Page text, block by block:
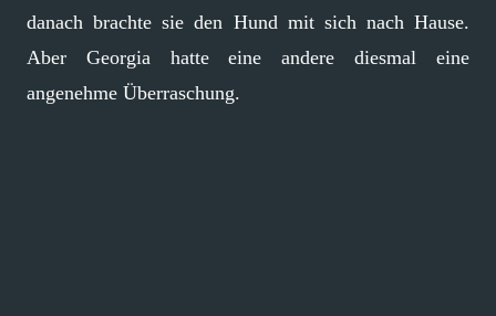
danach brachte sie den Hund mit sich nach Hause.
Aber Georgia hatte eine andere diesmal eine
angenehme Überraschung.